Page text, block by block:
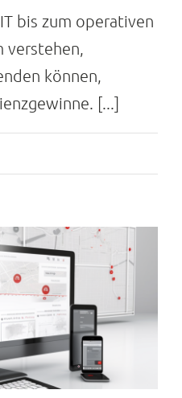
bis zum operativen
verstehen,
können,
[...]